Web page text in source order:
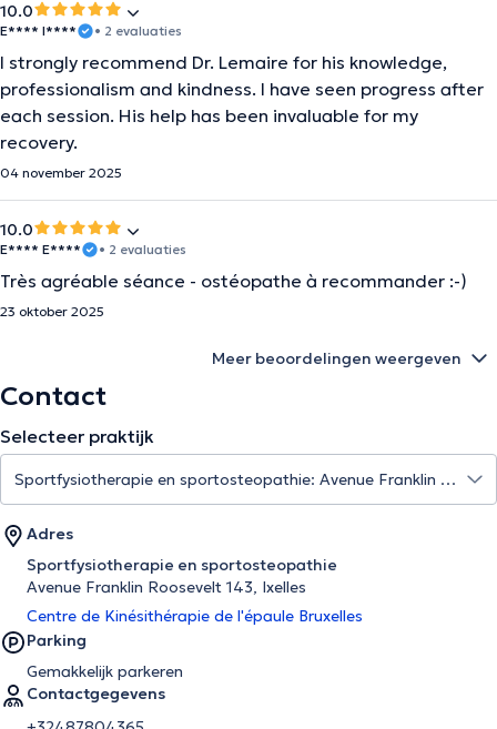
10.0
E**** I**** • 2 evaluaties
I strongly recommend Dr. Lemaire for his knowledge,
professionalism and kindness. I have seen progress after
each session. His help has been invaluable for my
recovery.
04 november 2025
10.0
E**** E**** • 2 evaluaties
Très agréable séance - ostéopathe à recommander :-)
23 oktober 2025
Meer beoordelingen weergeven
Contact
Selecteer praktijk
Adres
Sportfysiotherapie en sportosteopathie
Avenue Franklin Roosevelt 143, Ixelles
Centre de Kinésithérapie de l'épaule Bruxelles
Parking
Gemakkelijk parkeren
Contactgegevens